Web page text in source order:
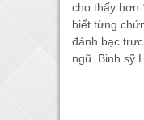
cho thấy hơn
biết từng
đánh bạc
ngũ. Binh sỹ